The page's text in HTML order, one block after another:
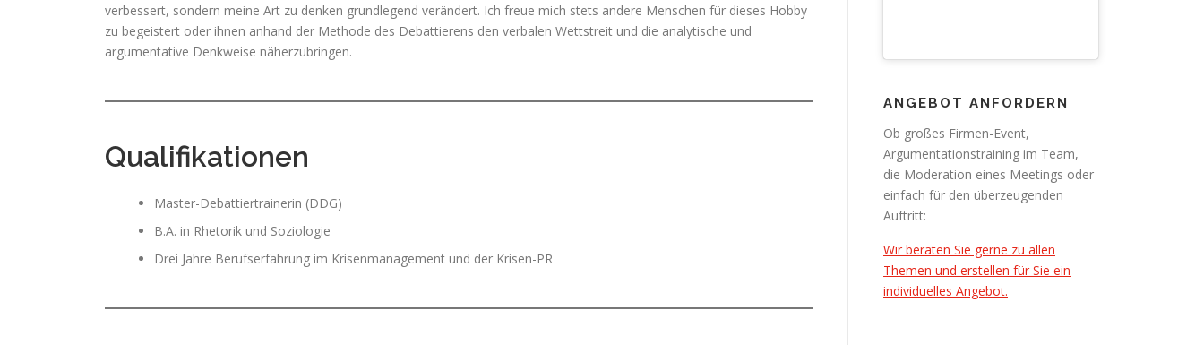
verbessert, sondern meine Art zu denken grundlegend verändert. Ich freue mich stets andere Menschen für dieses Hobby
zu begeistert oder ihnen anhand der Methode des Debattierens den verbalen Wettstreit und die analytische und
argumentative Denkweise näherzubringen.
Qualifikationen
Master-Debattiertrainerin (DDG)
B.A. in Rhetorik und Soziologie
Drei Jahre Berufserfahrung im Krisenmanagement und der Krisen-PR
ANGEBOT ANFORDERN
Ob großes Firmen-Event,
Argumentationstraining im Team,
die Moderation eines Meetings oder
einfach für den überzeugenden
Auftritt:
Wir beraten Sie gerne zu allen
Themen und erstellen für Sie ein
individuelles Angebot.